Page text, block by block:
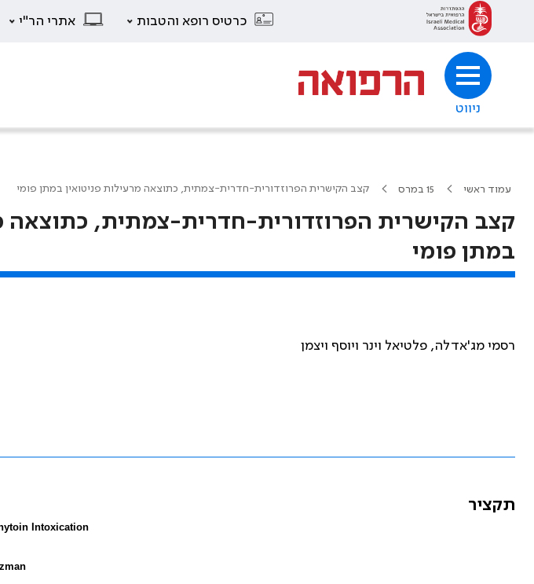
כרטיס רופא והטבות אתרי הר"י
ניווט
עמוד ראשי 15 במרס קצב הקישרית הפרוזדורית-חדרית-צמתית, כתוצאה מרעילות פניטואין במתן פומי
קצב הקישרית הפרוזדורית-חדרית-צמתית, כתוצאה
במתן פומי
רסמי מג'אדלה, פלטיאל וינר ויוסף ויצמן
תקציר
Intoxication